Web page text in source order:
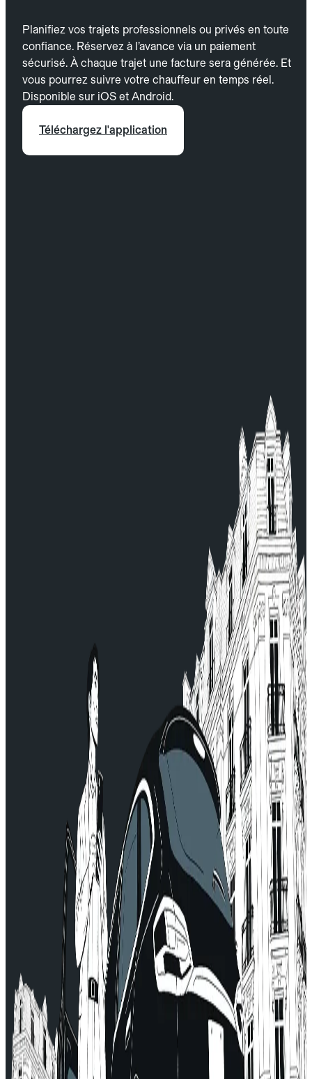
Planifiez vos trajets professionnels ou privés en toute
confiance. Réservez à l’avance via un paiement
sécurisé. À chaque trajet une facture sera générée. Et
vous pourrez suivre votre chauffeur en temps réel.
Disponible sur iOS et Android.
Téléchargez l'application